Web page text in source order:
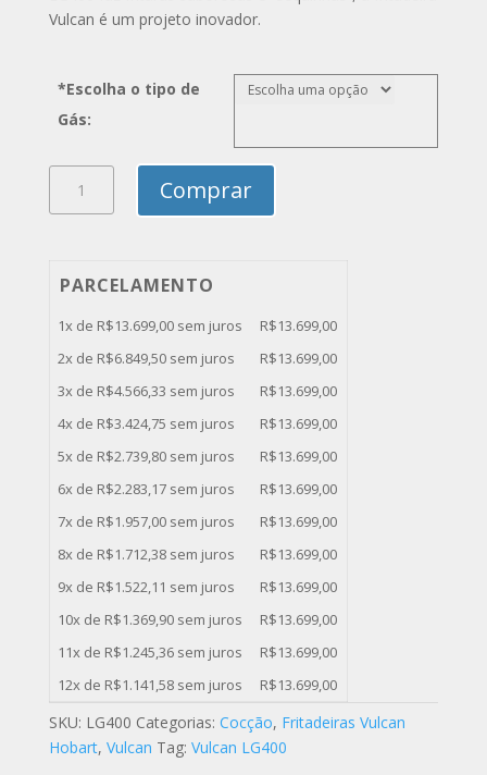
Vulcan é um projeto inovador.
*Escolha o tipo de
Gás:
LG400
Comprar
PARCELAMENTO
1x de R$13.699,00 sem juros R$13.699,00
2x de R$6.849,50 sem juros R$13.699,00
3x de R$4.566,33 sem juros R$13.699,00
4x de R$3.424,75 sem juros R$13.699,00
5x de R$2.739,80 sem juros R$13.699,00
6x de R$2.283,17 sem juros R$13.699,00
7x de R$1.957,00 sem juros R$13.699,00
8x de R$1.712,38 sem juros R$13.699,00
9x de R$1.522,11 sem juros R$13.699,00
10x de R$1.369,90 sem juros R$13.699,00
11x de R$1.245,36 sem juros R$13.699,00
12x de R$1.141,58 sem juros R$13.699,00
SKU: LG400 Categorias: Cocção, Fritadeiras Vulcan
Hobart, Vulcan Tag: Vulcan LG400